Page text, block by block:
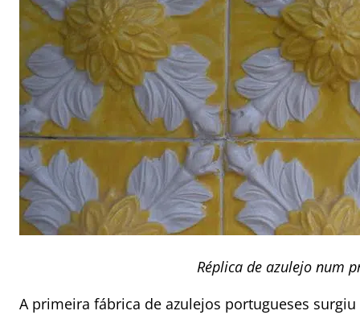
Réplica de azulejo num
A primeira fábrica de azulejos portugueses